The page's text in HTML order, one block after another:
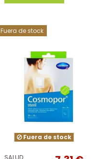
Fuera de stock
Fuera de stock
SALUD